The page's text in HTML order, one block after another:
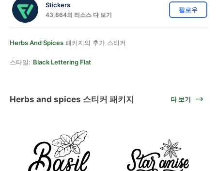
Stickers
43,864의 리소스 다 보기
팔로우
Herbs And Spices 패키지의 추가 스티커
스타일: Black Lettering Flat
Herbs and spices 스티커 패키지 더 보기